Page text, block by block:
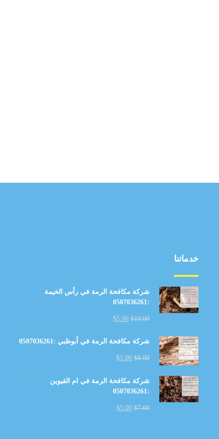
خدماتنا
شركة مكافحة الرمة في رأس الخيمة
:0507036261
$10.00
$5.00
شركة مكافحة الرمة في أبوظبي :0507036261
$8.00
$5.00
شركة مكافحة الرمة في ام القيوين
:0507036261
$7.00
$5.00